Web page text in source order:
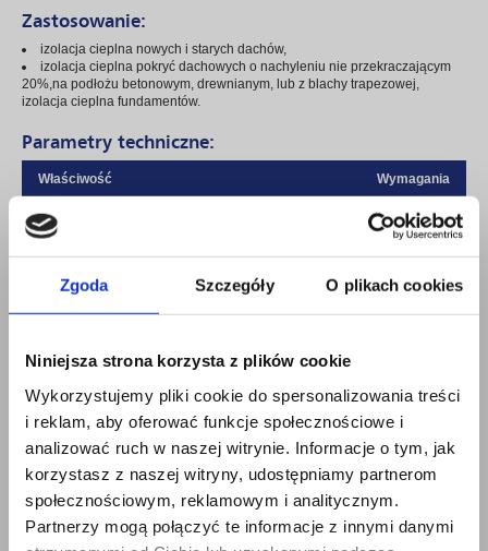
Zgoda Szczegóły O plikach cookies
Niniejsza strona korzysta z plików cookie
Wykorzystujemy pliki cookie do spersonalizowania treści
i reklam, aby oferować funkcje społecznościowe i
analizować ruch w naszej witrynie. Informacje o tym, jak
korzystasz z naszej witryny, udostępniamy partnerom
społecznościowym, reklamowym i analitycznym.
Partnerzy mogą połączyć te informacje z innymi danymi
Zastosowanie:
izolacja cieplna nowych i starych dachów,
izolacja cieplna pokryć dachowych o nachyleniu nie przekraczającym
20%,na podłożu betonowym, drewnianym, lub z blachy trapezowej,
izolacja cieplna fundamentów.
Parametry techniczne:
Właściwość Wymagania
Wytrzymałość połączenia papa-styropian na
rozciąganie
≥ 0,1 MPa
wody
≥ 0,1 MPa
Wytrzymałość połączenia papa-styropian na
oddzieranie, moment oddzierania
Nmm/mm
Klasyfikacja ogniowa w zakresie odporności na
ogień zewnętrzny
BROOF(t1) i
NRO